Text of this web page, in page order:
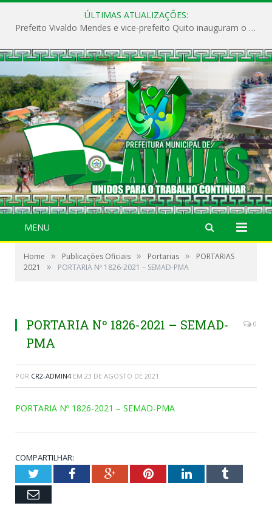
ÚLTIMAS ATUALIZAÇÕES:
Prefeito Vivaldo Mendes e vice-prefeito Quito inauguram o CAPS e fortalecem a saúde pública em Anajás.
MENU
Home » Publicações Oficiais » Portarias »
PORTARIAS
2021
» PORTARIA Nº 1826-2021 – SEMAD-PMA
PORTARIA Nº 1826-2021 – SEMAD-
PMA
0
POR CR2-ADMIN4 EM 23 DE AGOSTO DE 2021
PORTARIA Nº 1826-2021 – SEMAD-PMA
COMPARTILHAR:
TwitterFacebookGoogle+PinterestLinkedInTumblr
Email